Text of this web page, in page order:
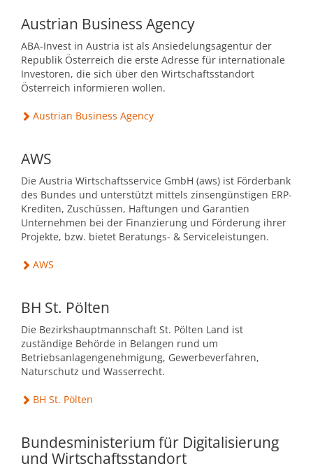
Wohnstandort
Wirtschaftsservice
Job-Börse Herzogenburg
Austrian Business Agency
ABA-Invest in Austria ist als Ansiedelungsagentur der
Republik Österreich die erste Adresse für internationale
Investoren, die sich über den Wirtschaftsstandort
Österreich informieren wollen.
Austrian Business Agency
AWS
Die Austria Wirtschaftsservice GmbH (aws) ist Förderbank
des Bundes und unterstützt mittels zinsengünstigen ERP-
Krediten, Zuschüssen, Haftungen und Garantien
Unternehmen bei der Finanzierung und Förderung ihrer
Projekte, bzw. bietet Beratungs- & Serviceleistungen.
AWS
BH St. Pölten
Die Bezirkshauptmannschaft St. Pölten Land ist
zuständige Behörde in Belangen rund um
Betriebsanlagengenehmigung, Gewerbeverfahren,
Naturschutz und Wasserrecht.
BH St. Pölten
Bundesministerium für Digitalisierung
und Wirtschaftsstandort